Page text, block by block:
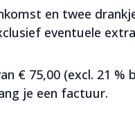
en twee
eventuele
€ 75,00 (excl. 21
je een factuur.